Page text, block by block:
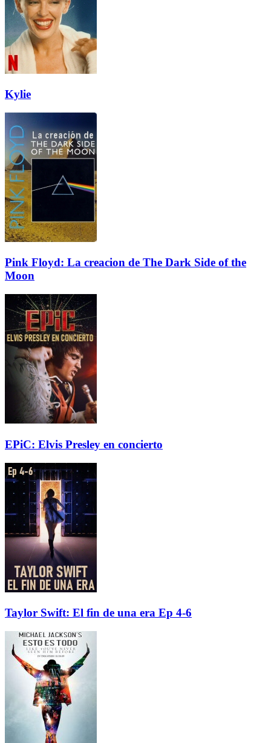
Kylie
Pink Floyd: La creacion de The Dark Side of the
Moon
EPiC: Elvis Presley en concierto
Taylor Swift: El fin de una era Ep 4-6